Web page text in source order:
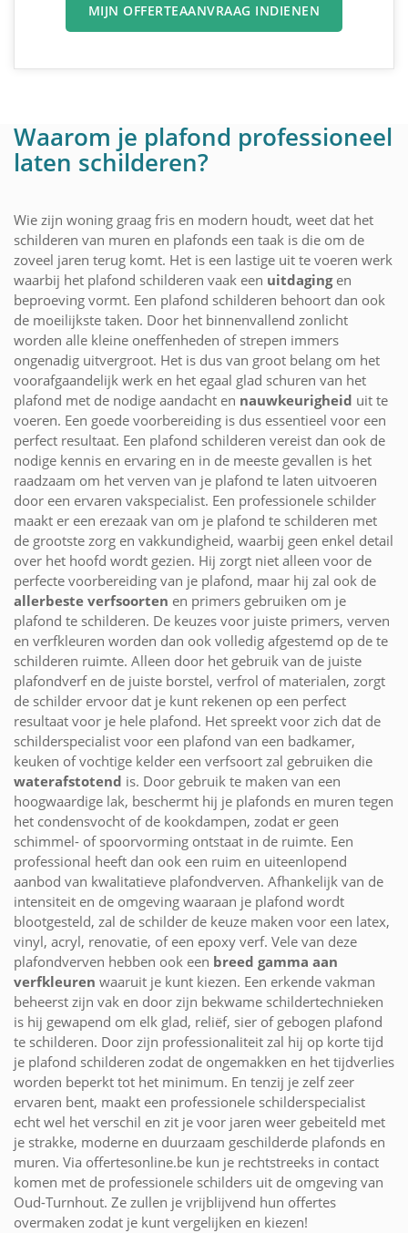
MIJN OFFERTEAANVRAAG INDIENEN
Waarom je plafond professioneel
laten schilderen?
Wie zijn woning graag fris en modern houdt, weet dat het
schilderen van muren en plafonds een taak is die om de
zoveel jaren terug komt. Het is een lastige uit te voeren werk
waarbij het plafond schilderen vaak een uitdagingen
beproeving vormt. Een plafond schilderen behoort dan ook
de moeilijkste taken. Door het binnenvallend zonlicht
worden alle kleine oneffenheden of strepen immers
ongenadig uitvergroot. Het is dus van groot belang om het
voorafgaandelijk werk en het egaal glad schuren van het
plafond met de nodige aandacht en nauwkeurigheid uit te
voeren. Een goede voorbereiding is dus essentieel voor een
perfect resultaat. Een plafond schilderen vereist dan ook de
nodige kennis en ervaring en in de meeste gevallen is het
raadzaam om het verven van je plafond te laten uitvoeren
door een ervaren vakspecialist. Een professionele schilder
maakt er een erezaak van om je plafond te schilderen met
de grootste zorg en vakkundigheid, waarbij geen enkel detail
over het hoofd wordt gezien. Hij zorgt niet alleen voor de
perfecte voorbereiding van je plafond, maar hij zal ook de
allerbeste verfsoorten en primers gebruiken om je
plafond te schilderen. De keuzes voor juiste primers, verven
en verfkleuren worden dan ook volledig afgestemd op de te
schilderen ruimte. Alleen door het gebruik van de juiste
plafondverf en de juiste borstel, verfrol of materialen, zorgt
de schilder ervoor dat je kunt rekenen op een perfect
resultaat voor je hele plafond. Het spreekt voor zich dat de
schilderspecialist voor een plafond van een badkamer,
keuken of vochtige kelder een verfsoort zal gebruiken die
waterafstotend is. Door gebruik te maken van een
hoogwaardige lak, beschermt hij je plafonds en muren tegen
het condensvocht of de kookdampen, zodat er geen
schimmel- of spoorvorming ontstaat in de ruimte. Een
professional heeft dan ook een ruim en uiteenlopend
aanbod van kwalitatieve plafondverven. Afhankelijk van de
intensiteit en de omgeving waaraan je plafond wordt
blootgesteld, zal de schilder de keuze maken voor een latex,
vinyl, acryl, renovatie, of een epoxy verf. Vele van deze
plafondverven hebben ook een breed gamma aan
verfkleuren waaruit je kunt kiezen. Een erkende vakman
beheerst zijn vak en door zijn bekwame schildertechnieken
is hij gewapend om elk glad, reliëf, sier of gebogen plafond
te schilderen. Door zijn professionaliteit zal hij op korte tijd
je plafond schilderen zodat de ongemakken en het tijdverlies
worden beperkt tot het minimum. En tenzij je zelf zeer
ervaren bent, maakt een professionele schilderspecialist
echt wel het verschil en zit je voor jaren weer gebeiteld met
je strakke, moderne en duurzaam geschilderde plafonds en
muren. Via offertesonline.be kun je rechtstreeks in contact
komen met de professionele schilders uit de omgeving van
Oud-Turnhout. Ze zullen je vrijblijvend hun offertes
overmaken zodat je kunt vergelijken en kiezen!